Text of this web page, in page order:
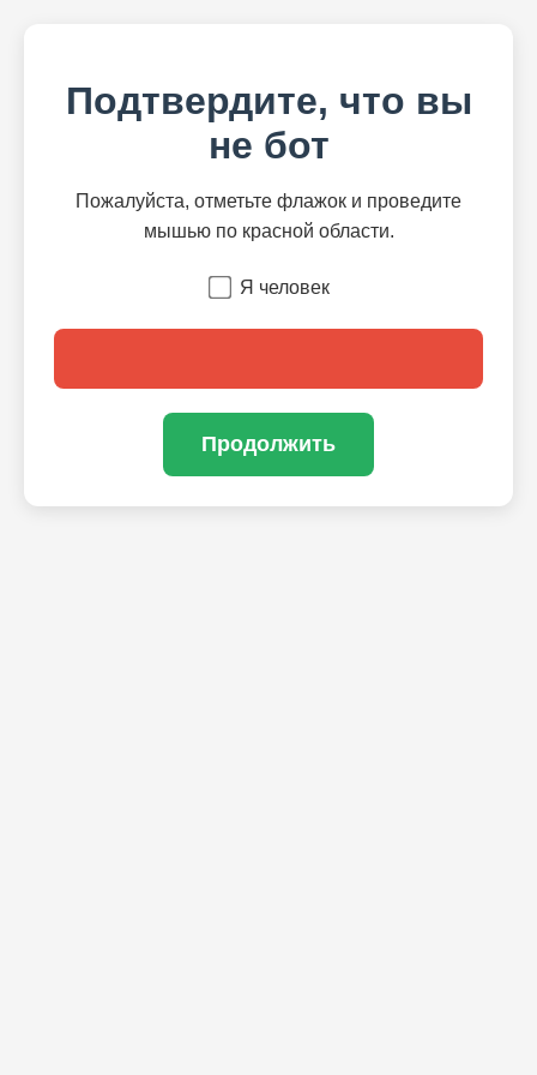
Подтвердите, что вы
не бот
Пожалуйста, отметьте флажок и проведите
мышью по красной области.
Я человек
Продолжить